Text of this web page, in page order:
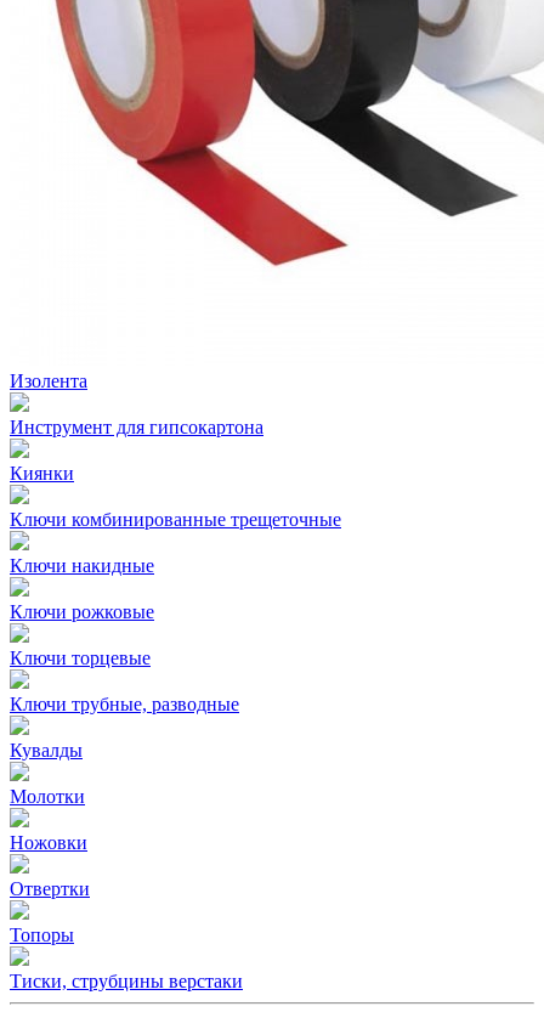
Изолента
Инструмент для гипсокартона
Киянки
Ключи комбинированные трещеточные
Ключи накидные
Ключи рожковые
Ключи торцевые
Ключи трубные, разводные
Кувалды
Молотки
Ножовки
Отвертки
Топоры
Тиски, струбцины верстаки